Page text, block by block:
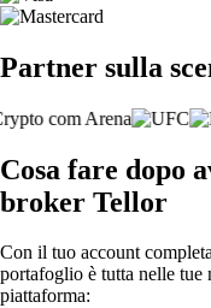
Partner sulla
Cosa fare dopo
broker Tellor
Con il tuo account
portafoglio è tutta nelle tue
piattaforma: